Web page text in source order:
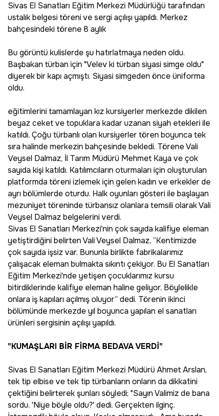
Sivas El Sanatları Eğitim Merkezi Müdürlüğü tarafından
ustalık belgesi töreni ve sergi açılışı yapıldı. Merkez
bahçesindeki törene 8 aylık
Bu görüntü kulislerde şu hatırlatmaya neden oldu.
Başbakan türban için "Velev ki türban siyasi simge oldu"
diyerek bir kapı açmıştı. Siyasi simgeden önce üniforma
oldu.
eğitimlerini tamamlayan kız kursiyerler merkezde dikilen
beyaz ceket ve topuklara kadar uzanan siyah etekleri ile
katıldı. Çoğu türbanlı olan kursiyerler tören boyunca tek
sıra halinde merkezin bahçesinde bekledi. Törene Vali
Veysel Dalmaz, İl Tarım Müdürü Mehmet Kaya ve çok
sayıda kişi katıldı. Katılımcıların oturmaları için oluşturulan
platformda töreni izlemek için gelen kadın ve erkekler de
ayrı bölümlerde oturdu. Halk oyunları gösteri ile başlayan
mezuniyet töreninde türbansız olanlara temsili olarak Vali
Veysel Dalmaz belgelerini verdi.
Sivas El Sanatları Merkezi'nin çok sayıda kalifiye eleman
yetiştirdiğini belirten Vali Veysel Dalmaz, “Kentimizde
çok sayıda işsiz var. Bununla birlikte fabrikalarımız
çalışacak eleman bulmakta sıkıntı çekiyor. Bu El Sanatları
Eğitim Merkezi'nde yetişen çocuklarımız kursu
bitirdiklerinde kalifiye eleman haline geliyor. Böylelikle
onlara iş kapıları açılmış oluyor” dedi. Törenin ikinci
bölümünde merkezde yıl boyunca yapılan el sanatları
ürünleri sergisinin açılışı yapıldı.
"KUMAŞLARI BİR FİRMA BEDAVA VERDİ"
Sivas El Sanatları Eğitim Merkezi Müdürü Ahmet Arslan,
tek tip elbise ve tek tip türbanların onların da dikkatini
çektiğini belirterek şunları söyledi; "Sayın Valimiz de bana
sordu. 'Niye böyle oldu?' dedi. Gerçekten ilginç.